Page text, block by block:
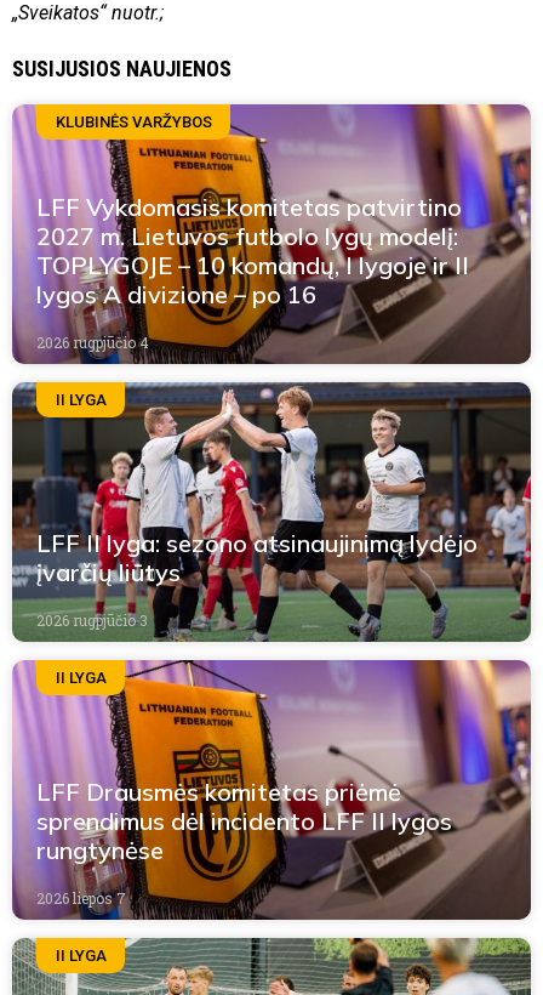
„Sveikatos“ nuotr.;
SUSIJUSIOS NAUJIENOS
KLUBINĖS VARŽYBOS
LFF Vykdomasis komitetas patvirtino
2027 m. Lietuvos futbolo lygų modelį:
TOPLYGOJE – 10 komandų, I lygoje ir II
lygos A divizione – po 16
2026 rugpjūčio 4
II LYGA
LFF II lyga: sezono atsinaujinimą lydėjo
įvarčių liūtys
2026 rugpjūčio 3
II LYGA
LFF Drausmės komitetas priėmė
sprendimus dėl incidento LFF II lygos
rungtynėse
2026 liepos 7
II LYGA